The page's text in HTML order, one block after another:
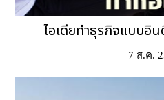
ไอเดียทำธุรกิจแบบอิ
7 ส.ค.